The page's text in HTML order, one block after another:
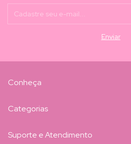
Conheça
Categorias
Suporte e Atendimento